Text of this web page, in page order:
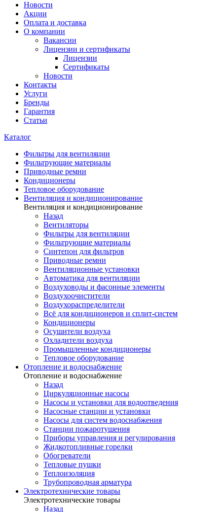
Новости
Акции
Оплата и доставка
О компании
Вакансии
Лицензии и сертификаты
Лицензии
Сертификаты
Новости
Контакты
Услуги
Бренды
Гарантия
Статьи
Каталог
Фильтры для вентиляции
Фильтрующие материалы
Приводные ремни
Кондиционеры
Тепловое оборудование
Вентиляция и кондиционирование
Вентиляция и кондиционирование
Назад
Вентиляторы
Фильтры для вентиляции
Фильтрующие материалы
Синтепон для фильтров
Приводные ремни
Вентиляционные установки
Автоматика для вентиляции
Воздуховоды и фасонные элементы
Воздухоочистители
Воздухораспределители
Всё для кондиционеров и сплит-систем
Кондиционеры
Осушители воздуха
Охладители воздуха
Промышленные кондиционеры
Тепловое оборудование
Отопление и водоснабжение
Отопление и водоснабжение
Назад
Циркуляционные насосы
Насосы и установки для водоотведения
Насосные станции и установки
Насосы для систем водоснабжения
Станции пожаротушения
Приборы управления и регулирования
Жидкотопливные горелки
Обогреватели
Тепловые пушки
Теплоизоляция
Трубопроводная арматура
Электротехнические товары
Электротехнические товары
Назад